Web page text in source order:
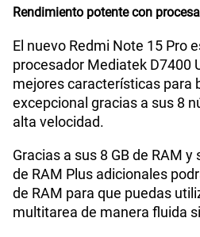
Compatibilidad con eSIM
Rendimiento potente con
El nuevo Redmi Note 15 Pro
procesador Mediatek D7400
mejores características para
excepcional gracias a sus 8
alta velocidad.
Gracias a sus 8 GB de RAM
de RAM Plus adicionales
de RAM para que puedas
multitarea de manera fluida